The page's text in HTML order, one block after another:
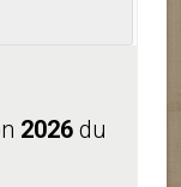
2026 du